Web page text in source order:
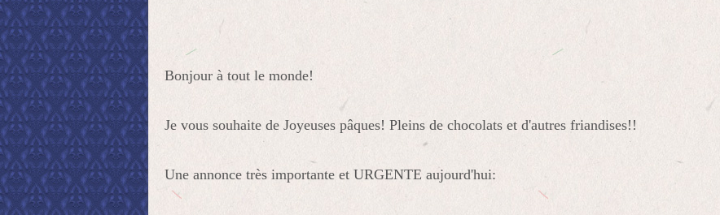
Bonjour à tout le monde!
Je vous souhaite de Joyeuses pâques! Pleins de chocolats et d'autres friandises!!
Une annonce très importante et URGENTE aujourd'hui: